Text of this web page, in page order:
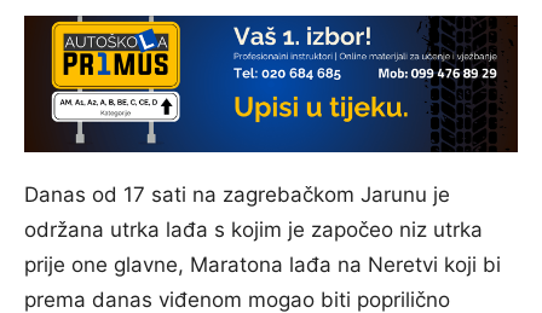
Danas od 17 sati na zagrebačkom Jarunu je
održana utrka lađa s kojim je započeo niz utrka
prije one glavne, Maratona lađa na Neretvi koji bi
prema danas viđenom mogao biti poprilično